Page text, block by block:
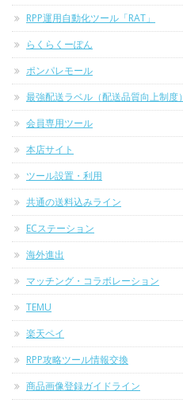
RPP運用自動化ツール「RAT」
らくらくーぽん
ポンパレモール
最強配送ラベル（配送品質向上制度）
会員専用ツール
本店サイト
ツール設置・利用
共通の送料込みライン
ECステーション
海外進出
マッチング・コラボレーション
TEMU
楽天ペイ
RPP攻略ツール情報交換
商品画像登録ガイドライン